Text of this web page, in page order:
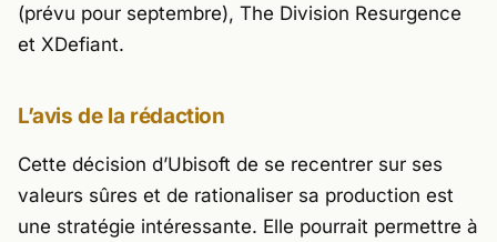
(prévu pour septembre), The Division Resurgence
et XDefiant.
L’avis de la rédaction
Cette décision d’Ubisoft de se recentrer sur ses
valeurs sûres et de rationaliser sa production est
une stratégie intéressante. Elle pourrait permettre à